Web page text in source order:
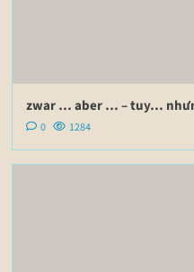
zwar … aber … – tuy…
0 1284